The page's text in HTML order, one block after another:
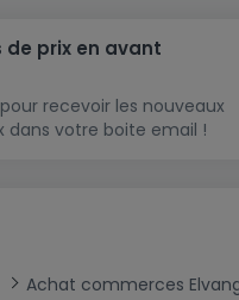
de prix en avant
recevoir les nouveaux
dans votre boite email !
Achat commerces